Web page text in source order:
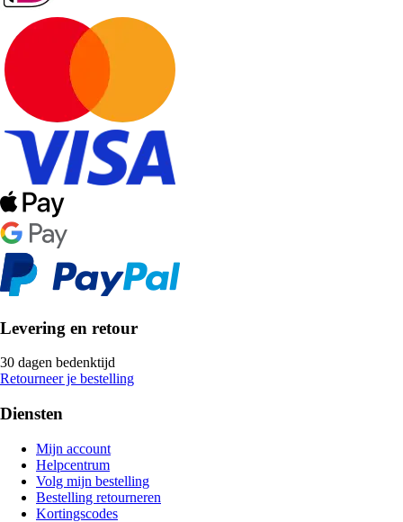
Levering en retour
30 dagen bedenktijd
Retourneer je bestelling
Diensten
Mijn account
Helpcentrum
Volg mijn bestelling
Bestelling retourneren
Kortingscodes